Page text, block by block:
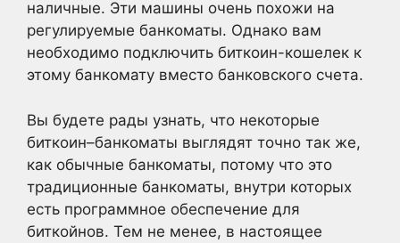
наличные. Эти машины очень похожи на
регулируемые банкоматы. Однако вам
необходимо подключить биткоин-кошелек к
этому банкомату вместо банковского счета.
Вы будете рады узнать, что некоторые
биткоин–банкоматы выглядят точно так же,
как обычные банкоматы, потому что это
традиционные банкоматы, внутри которых
есть программное обеспечение для
биткойнов. Тем не менее, в настоящее